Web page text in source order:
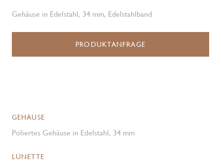
Gehäuse in Edelstahl, 34 mm, Edelstahlband
PRODUKTANFRAGE
GEHÄUSE
Poliertes Gehäuse in Edelstahl, 34 mm
LÜNETTE